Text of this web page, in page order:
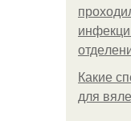
Какие
для